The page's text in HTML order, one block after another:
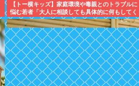
【トー横キッズ】家庭環境や毒親とのトラブルに
悩む若者「大人に相談しても具体的に何もしてく
れない」EXIT兼近「搾取しようとする大人をどう
除外するか」